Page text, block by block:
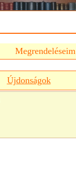
Megrendeléseim
Újdonságok